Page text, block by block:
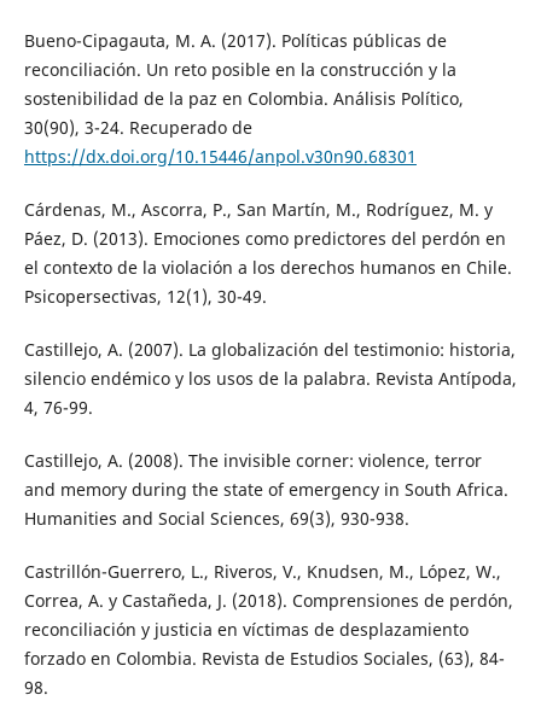
Bueno-Cipagauta, M. A. (2017). Políticas públicas de
reconciliación. Un reto posible en la construcción y la
sostenibilidad de la paz en Colombia. Análisis Político,
30(90), 3-24. Recuperado de
https://dx.doi.org/10.15446/anpol.v30n90.68301
Cárdenas, M., Ascorra, P., San Martín, M., Rodríguez, M. y
Páez, D. (2013). Emociones como predictores del perdón en
el contexto de la violación a los derechos humanos en Chile.
Psicopersectivas, 12(1), 30-49.
Castillejo, A. (2007). La globalización del testimonio: historia,
silencio endémico y los usos de la palabra. Revista Antípoda,
4, 76-99.
Castillejo, A. (2008). The invisible corner: violence, terror
and memory during the state of emergency in South Africa.
Humanities and Social Sciences, 69(3), 930-938.
Castrillón-Guerrero, L., Riveros, V., Knudsen, M., López, W.,
Correa, A. y Castañeda, J. (2018). Comprensiones de perdón,
reconciliación y justicia en víctimas de desplazamiento
forzado en Colombia. Revista de Estudios Sociales, (63), 84-
98.